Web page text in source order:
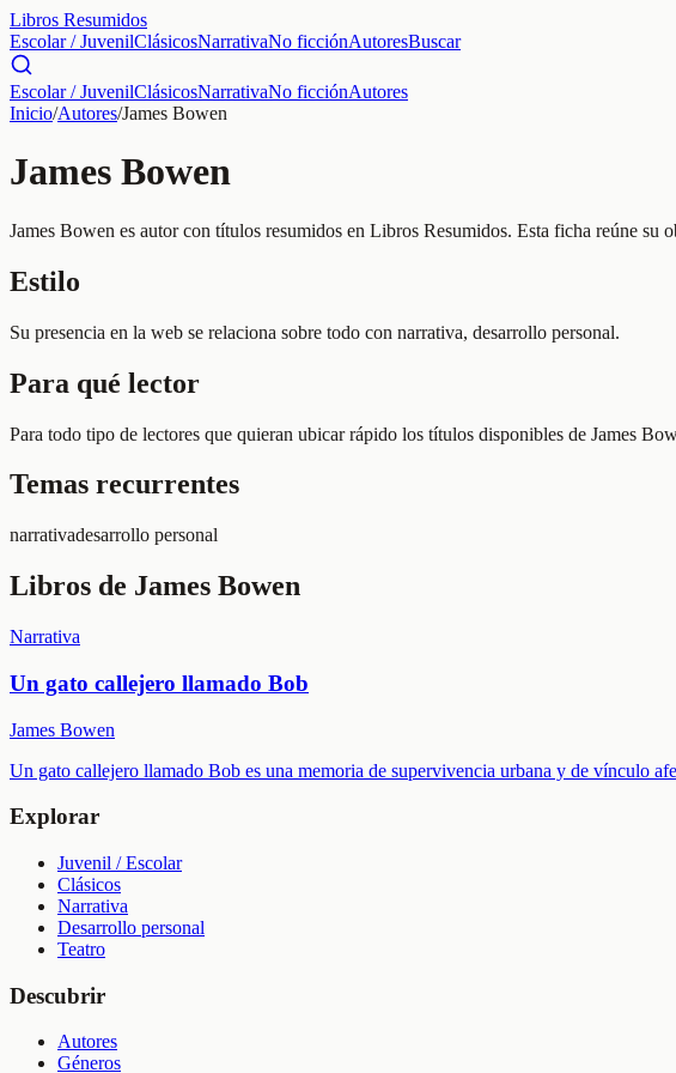
Libros Resumidos
Escolar / JuvenilClásicosNarrativaNo ficciónAutoresBuscar
Escolar / JuvenilClásicosNarrativaNo ficciónAutores
Inicio/Autores/James Bowen
James Bowen
James Bowen es autor con títulos resumidos en Libros Resumidos. Esta ficha reúne su
Estilo
Su presencia en la web se relaciona sobre todo con narrativa, desarrollo personal.
Para qué lector
Para todo tipo de lectores que quieran ubicar rápido los títulos disponibles de James
Temas recurrentes
narrativadesarrollo personal
Libros de James Bowen
Narrativa
Un gato callejero llamado Bob
James Bowen
Un gato callejero llamado Bob es una memoria de supervivencia urbana y de vínculo
Explorar
Juvenil / Escolar
Clásicos
Narrativa
Desarrollo personal
Teatro
Descubrir
Autores
Géneros